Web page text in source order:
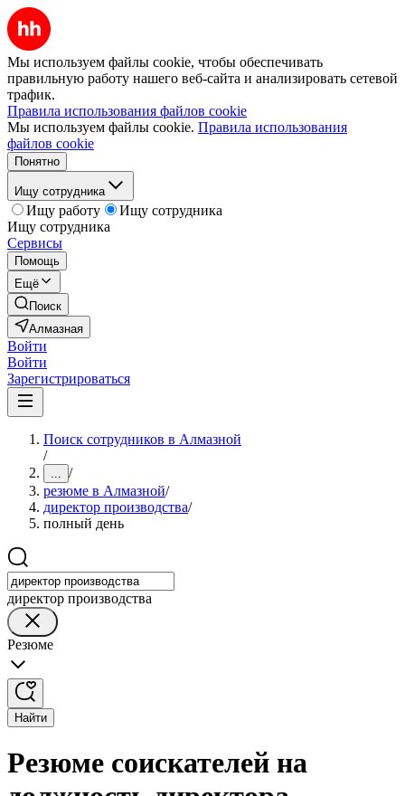
Мы используем файлы cookie, чтобы обеспечивать
правильную работу нашего веб-сайта и анализировать сетевой
трафик.
Правила использования файлов cookie
Мы используем файлы cookie. Правила использования
файлов cookie
Понятно
Ищу сотрудника
Ищу работу
Ищу сотрудника
Ищу сотрудника
Сервисы
Помощь
Ещё
Поиск
Алмазная
Войти
Войти
Зарегистрироваться
Поиск сотрудников в Алмазной
/
... /
резюме в Алмазной/
директор производства/
полный день
директор производства
Резюме
Найти
Резюме соискателей на